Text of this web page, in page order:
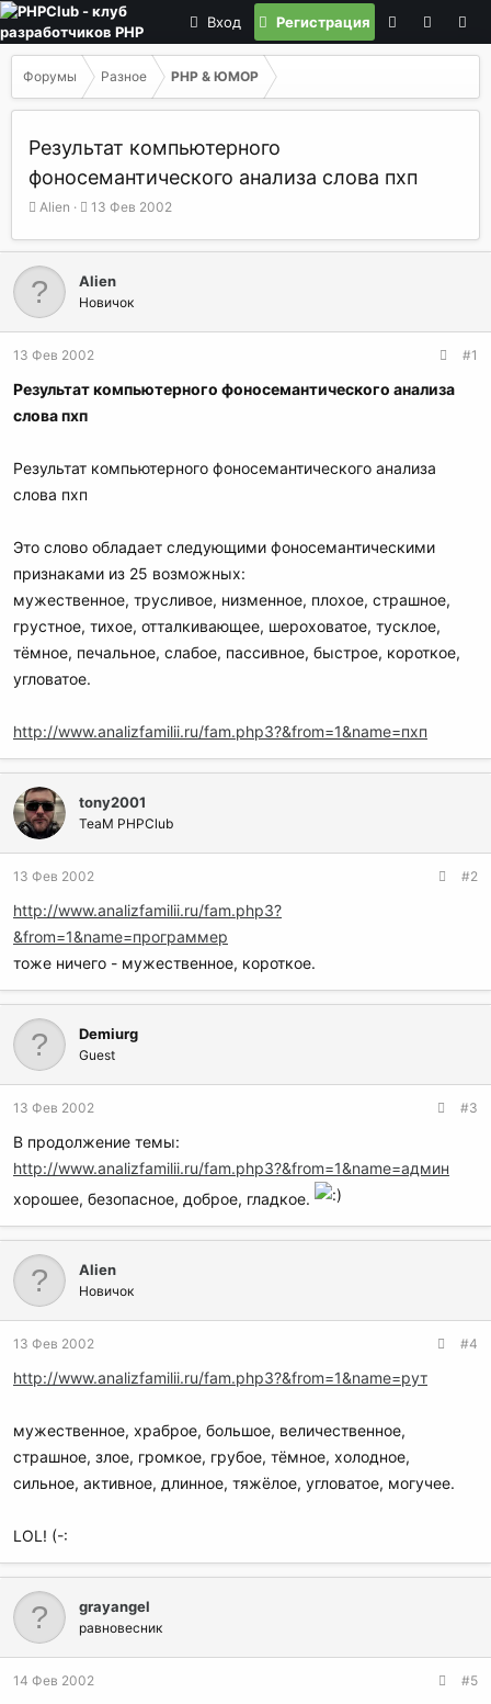
Вход Регистрация
Форумы Разное PHP & ЮМОР
Результат компьютерного
фоносемантического анализа слова пхп
А
т
о
р
т
ы
Alien
Д
т
н
а
л
а
13 Фев 2002
Alien
Новичок
13 Фев 2002 #1
Результат компьютерного фоносемантического анализа
слова пхп
Результат компьютерного фоносемантического анализа
слова пхп
Это слово обладает следующими фоносемантическими
признаками из 25 возможных:
мужественное, трусливое, низменное, плохое, страшное,
грустное, тихое, отталкивающее, шероховатое, тусклое,
тёмное, печальное, слабое, пассивное, быстрое, короткое,
угловатое.
http://www.analizfamilii.ru/fam.php3?&from=1&name=пхп
tony2001
TeaM PHPClub
13 Фев 2002 #2
http://www.analizfamilii.ru/fam.php3?
&from=1&name=программер
тоже ничего - мужественное, короткое.
Demiurg
Guest
13 Фев 2002 #3
В продолжение темы:
http://www.analizfamilii.ru/fam.php3?&from=1&name=админ
хорошее, безопасное, доброе, гладкое.
Alien
Новичок
13 Фев 2002 #4
http://www.analizfamilii.ru/fam.php3?&from=1&name=рут
мужественное, храброе, большое, величественное,
страшное, злое, громкое, грубое, тёмное, холодное,
сильное, активное, длинное, тяжёлое, угловатое, могучее.
LOL! (-:
grayangel
равновесник
14 Фев 2002 #5